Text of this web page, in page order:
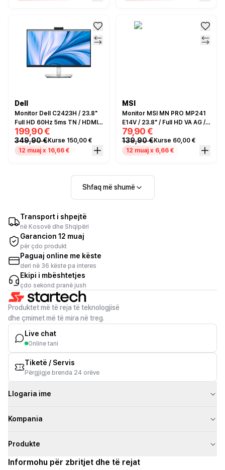
Dell
Monitor Dell C2423H / 23.8"
Full HD 60Hz 5ms TN / HDMI,
DP / Video Conferencing /
Microphone/camera - e zezë
/ Hiri
199,90 €
349,90 €Kurse 150,00 €
12 muaj x 16,66 €
MSI
Monitor MSI MN PRO MP241
E14V / 23.8" / Full HD VA AG /
144Hz / 1ms / HDMI+DP -
Zezë
79,90 €
139,90 €Kurse 60,00 €
12 muaj x 6,66 €
Shfaq më shumë
Transport i shpejtë
në Kosovë dhe Shqipëri
Garancion 12 muaj
për çdo produkt
Paguaj online me këste
deri në 36 këste pa interes
Ekipi i mbështetjes
çdo sekond pranë jush
Produktet më të reja të teknologjisë
dhe çmimet më të mira në treg.
Live chat
Online tani
Tiketë / Servis
Përgjigje brenda 24 orëve
Llogaria ime
Kompania
Produkte
Informohu për zbritjet dhe të rejat